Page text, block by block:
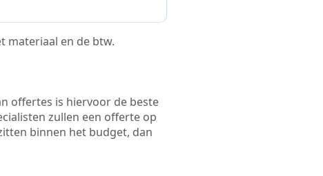
materiaal en de btw.
offertes is hiervoor de beste
zullen een offerte op
binnen het budget, dan